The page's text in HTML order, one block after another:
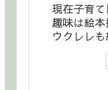
現在子育
趣味は絵本
ウクレレ